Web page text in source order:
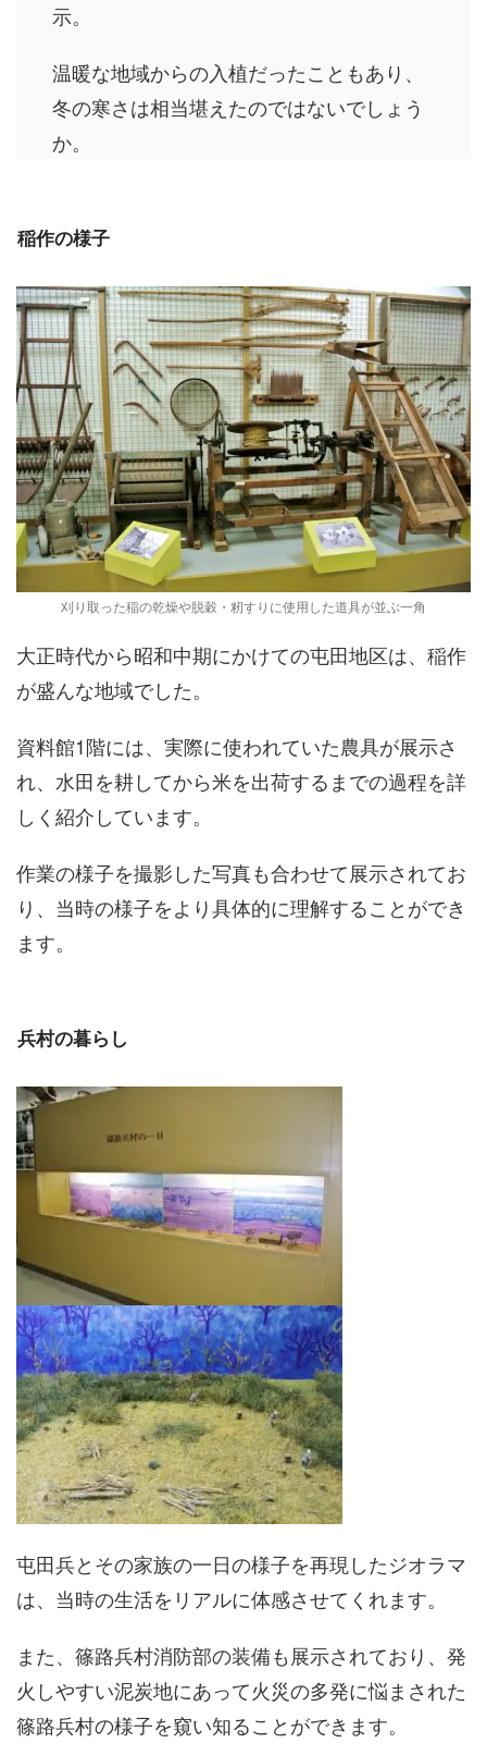
示。
温暖な地域からの入植だったこともあり、
冬の寒さは相当堪えたのではないでしょう
か。
稲作の様子
刈り取った稲の乾燥や脱穀・籾すりに使用した道具が並ぶ一角
大正時代から昭和中期にかけての屯田地区は、稲作
が盛んな地域でした。
資料館1階には、実際に使われていた農具が展示さ
れ、水田を耕してから米を出荷するまでの過程を詳
しく紹介しています。
作業の様子を撮影した写真も合わせて展示されてお
り、当時の様子をより具体的に理解することができ
ます。
兵村の暮らし
屯田兵とその家族の一日の様子を再現したジオラマ
は、当時の生活をリアルに体感させてくれます。
また、篠路兵村消防部の装備も展示されており、発
火しやすい泥炭地にあって火災の多発に悩まされた
篠路兵村の様子を窺い知ることができます。